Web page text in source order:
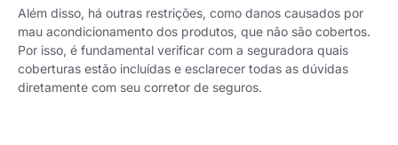
Além disso, há outras restrições, como danos causados por
mau acondicionamento dos produtos, que não são cobertos.
Por isso, é fundamental verificar com a seguradora quais
coberturas estão incluídas e esclarecer todas as dúvidas
diretamente com seu corretor de seguros.